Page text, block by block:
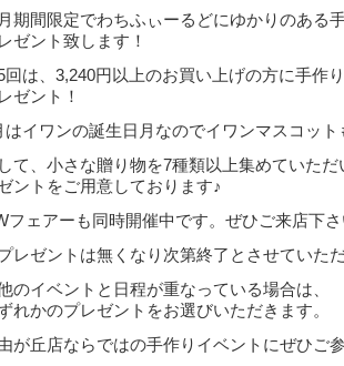
期間限定でわちふぃーるどにゆかりのある
ゼント致します！
回は、3,240円以上のお買い上げの方に手作
ゼント！
はイワンの誕生日月なのでイワンマスコッ
て、小さな贈り物を7種類以上集めていた
ントをご用意しております♪
フェアーも同時開催中です。ぜひご来店下
レゼントは無くなり次第終了とさせていた
のイベントと日程が重なっている場合は、
れかのプレゼントをお選びいただきます。
が丘店ならではの手作りイベントにぜひご